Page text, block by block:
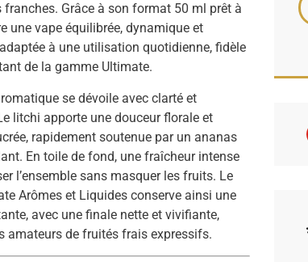
franches. Grâce à son format 50 ml prêt à
une vape équilibrée, dynamique et
à une utilisation quotidienne, fidèle
de la gamme Ultimate.
se dévoile avec clarté et
litchi apporte une douceur florale et
rapidement soutenue par un ananas
En toile de fond, une fraîcheur intense
l’ensemble sans masquer les fruits. Le
Arômes et Liquides conserve ainsi une
avec une finale nette et vivifiante,
amateurs de fruités frais expressifs.